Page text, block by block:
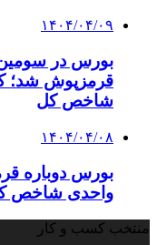
۱۴۰۴/۰۴/۰۹
بورس در سومین
شاخص کل
۱۴۰۴/۰۴/۰۸
واحدی شاخص
منتخب کسب و کار